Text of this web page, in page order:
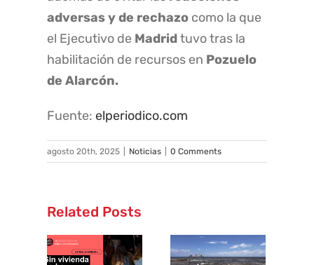
adversas y de rechazo como la que
el Ejecutivo de Madridtuvo tras la
habilitación de recursos en Pozuelo
de Alarcón.
Fuente: elperiodico.com
agosto 20th, 2025 Noticias 0 Comments
Related Posts